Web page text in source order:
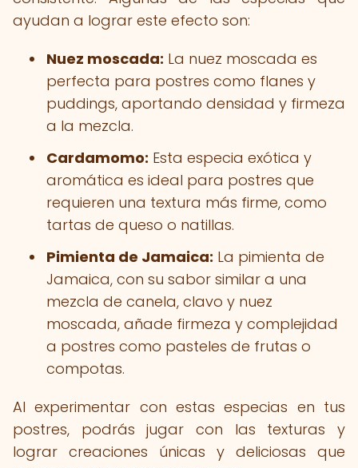
ayudan a lograr este efecto son:
Nuez moscada: La nuez moscada es
perfecta para postres como flanes y
puddings, aportando densidad y firmeza
a la mezcla.
Cardamomo: Esta especia exótica y
aromática es ideal para postres que
requieren una textura más firme, como
tartas de queso o natillas.
Pimienta de Jamaica: La pimienta de
Jamaica, con su sabor similar a una
mezcla de canela, clavo y nuez
moscada, añade firmeza y complejidad
a postres como pasteles de frutas o
compotas.
Al experimentar con estas especias en tus
postres, podrás jugar con las texturas y
lograr creaciones únicas y deliciosas que